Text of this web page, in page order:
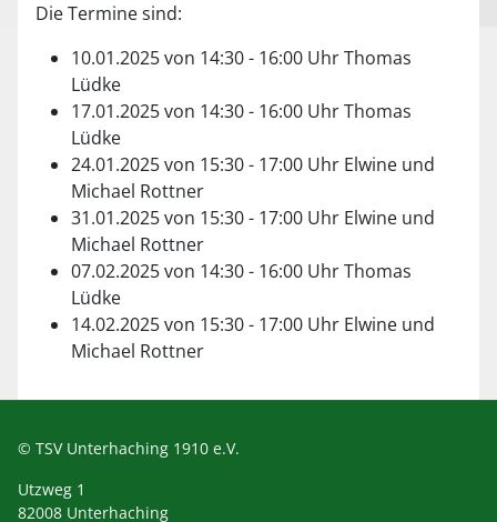
Die Termine sind:
10.01.2025 von 14:30 - 16:00 Uhr Thomas
Lüdke
17.01.2025 von 14:30 - 16:00 Uhr Thomas
Lüdke
24.01.2025 von 15:30 - 17:00 Uhr Elwine und
Michael Rottner
31.01.2025 von 15:30 - 17:00 Uhr Elwine und
Michael Rottner
07.02.2025 von 14:30 - 16:00 Uhr Thomas
Lüdke
14.02.2025 von 15:30 - 17:00 Uhr Elwine und
Michael Rottner
© TSV Unterhaching 1910 e.V.
Utzweg 1
82008 Unterhaching